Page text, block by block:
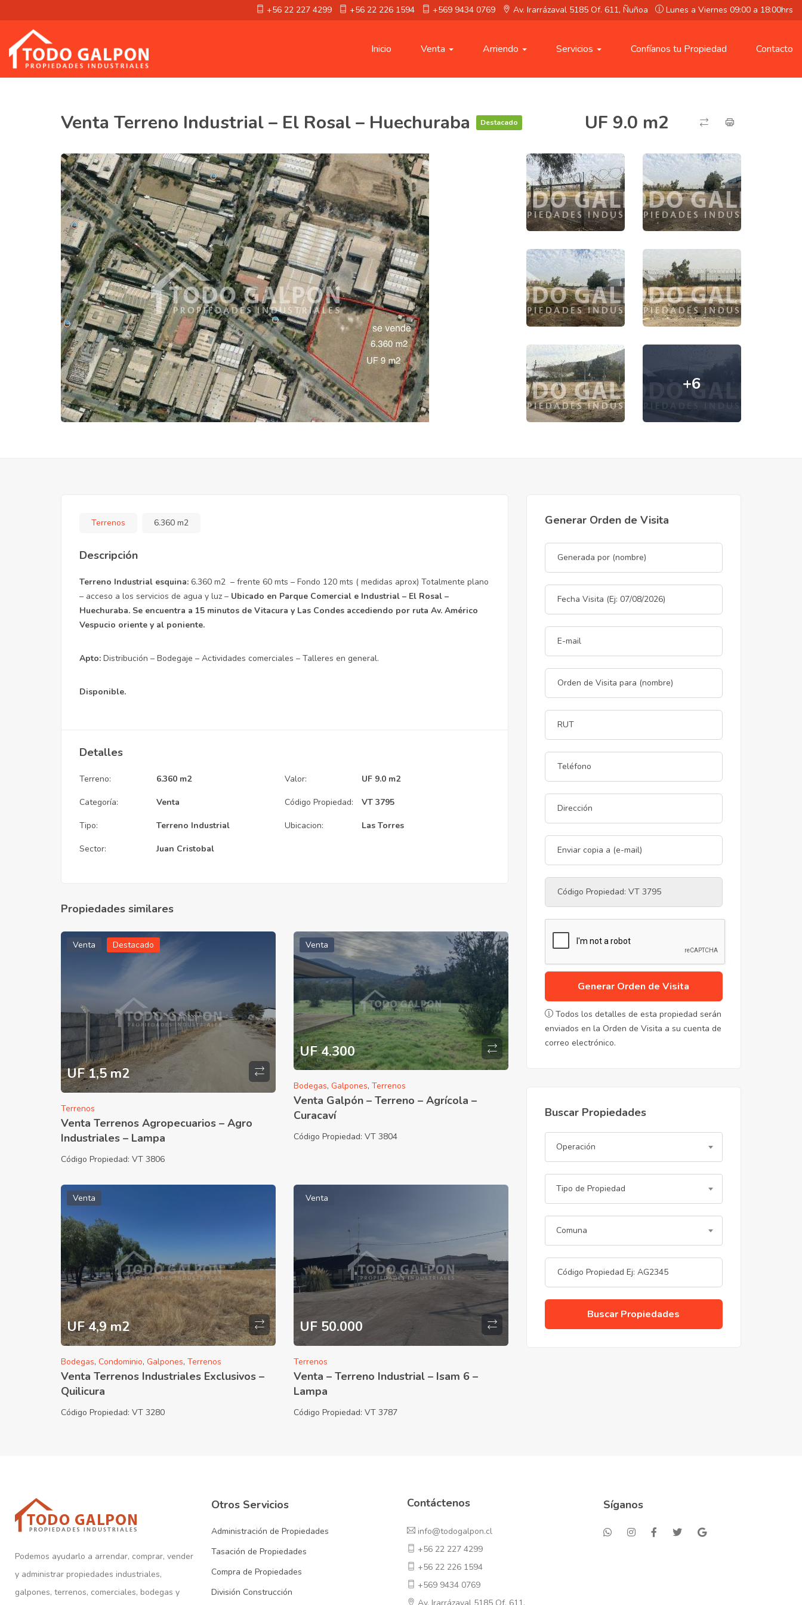
+56 22 227 4299 +56 22 226 1594 +569 9434 0769 Av. Irarrázaval 5185 Of. 611, Ñuñoa Lunes a Viernes 09:00 a 18:00hrs
Inicio Venta Arriendo Servicios Confíanos tu Propiedad Contacto
Venta Terreno Industrial – El Rosal – Huechuraba Destacado UF 9.0 m2
+6
Terrenos 6.360 m2
Descripción
Terreno Industrial esquina: 6.360 m2 – frente 60 mts – Fondo 120 mts ( medidas aprox) Totalmente plano
– acceso a los servicios de agua y luz – Ubicado en Parque Comercial e Industrial – El Rosal –
Huechuraba. Se encuentra a 15 minutos de Vitacura y Las Condes accediendo por ruta Av. Américo
Vespucio oriente y al poniente.
Apto: Distribución – Bodegaje – Actividades comerciales – Talleres en general.
Disponible.
Detalles
Terreno: 6.360 m2 Valor: UF 9.0 m2
Categoría: Venta Código Propiedad: VT 3795
Tipo: Terreno Industrial Ubicacion: Las Torres
Sector: Juan Cristobal
Propiedades similares
Venta Destacado
UF 1,5 m2
Terrenos
Venta Terrenos Agropecuarios – Agro
Industriales – Lampa
Código Propiedad: VT 3806
Venta
UF 4.300
Bodegas, Galpones, Terrenos
Venta Galpón – Terreno – Agrícola –
Curacaví
Código Propiedad: VT 3804
Venta
UF 4,9 m2
Bodegas, Condominio, Galpones, Terrenos
Venta Terrenos Industriales Exclusivos –
Quilicura
Código Propiedad: VT 3280
Venta
UF 50.000
Terrenos
Venta – Terreno Industrial – Isam 6 –
Lampa
Código Propiedad: VT 3787
Generar Orden de Visita
Generar Orden de Visita
Todos los detalles de esta propiedad serán
enviados en la Orden de Visita a su cuenta de
correo electrónico.
Buscar Propiedades
Operación
Tipo de Propiedad
Comuna
Buscar Propiedades
Podemos ayudarlo a arrendar, comprar, vender
y administrar propiedades industriales,
galpones, terrenos, comerciales, bodegas y
Otros Servicios
Administración de Propiedades
Tasación de Propiedades
Compra de Propiedades
División Construcción
Contáctenos
info@todogalpon.cl
+56 22 227 4299
+56 22 226 1594
+569 9434 0769
Av. Irarrázaval 5185 Of. 611.
Síganos